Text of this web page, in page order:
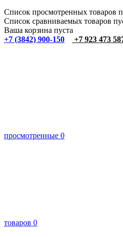
Список просмотренных товаров
Список сравниваемых товаров
Ваша корзина пуста
+7 (3842) 900-150
+7 923 473
просмотренные 0
товаров 0